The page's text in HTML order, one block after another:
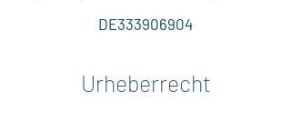
DE333906904
Urheberrecht